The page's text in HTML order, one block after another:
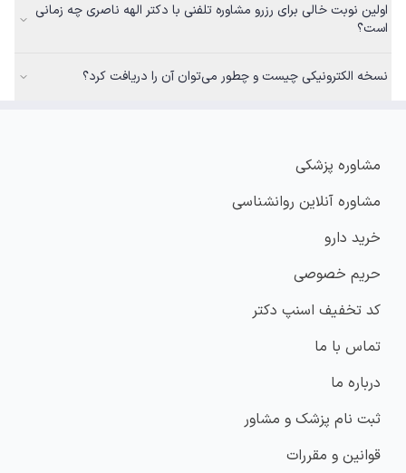
اولین نوبت خالی برای رزرو مشاوره تلفنی با دکتر الهه ناصری چه زمانی
است؟
نسخه الکترونیکی چیست و چطور می‌توان آن را دریافت کرد؟
مشاوره پزشکی
مشاوره آنلاین روانشناسی
خرید دارو
حریم خصوصی
کد تخفیف اسنپ دکتر
تماس با ما
درباره ما
ثبت نام پزشک و مشاور
قوانین و مقررات